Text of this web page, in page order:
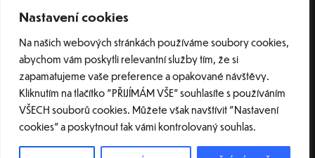
Nastavení cookies
Na našich webových stránkách používáme soubory cookies,
abychom vám poskytli relevantní služby tím, že si
zapamatujeme vaše preference a opakované návštěvy.
Kliknutím na tlačítko "PŘIJÍMÁM VŠE" souhlasíte s používáním
VŠECH souborů cookies. Můžete však navštívit "Nastavení
cookies" a poskytnout tak vámi kontrolovaný souhlas.
ÚVOD O NÁS
SLOVNÍK POJMŮ KONTAKT
© 2026 Tvorba webových stránek na CMS WordPress | Webové studio bARTvisions